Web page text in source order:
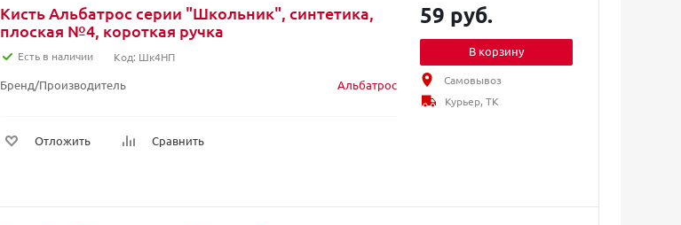
Кисть Альбатрос серии "Школьник", синтетика,
плоская №4, короткая ручка
Есть в наличии Код: Шк4НП
Бренд/Производитель Альбатрос
Отложить Сравнить
59 руб.
В корзину
Самовывоз
Курьер, ТК